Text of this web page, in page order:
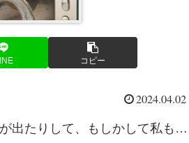
コピー
2024.04.02
出たりして、もしかして私も…